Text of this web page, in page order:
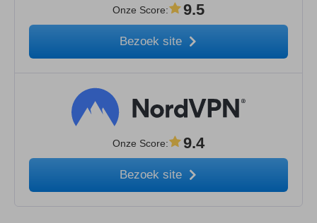
Onze Score: 9.5
Bezoek site
Onze Score: 9.4
Bezoek site